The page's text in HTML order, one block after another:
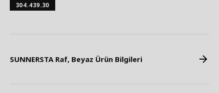
304.439.30
SUNNERSTA Raf, Beyaz Ürün Bilgileri